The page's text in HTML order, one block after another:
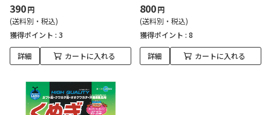
390円
(送料別・税込)
獲得ポイント : 3
詳細 カートに入れる
800円
(送料別・税込)
獲得ポイント : 8
詳細 カートに入れる